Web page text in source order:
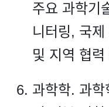
주요 과학기
니터링, 국
및 지역 협
과학학. 과